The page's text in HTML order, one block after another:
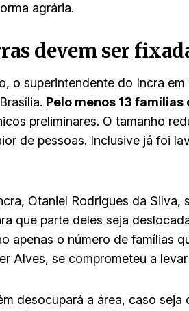
agrária.
devem ser
o superintendente do Incra em
Pelo menos 13
preliminares. O tamanho
de pessoas. Inclusive já foi
Otaniel Rodrigues da Silva,
que parte deles seja
apenas o número de famílias
Alves, se comprometeu a
desocupará a área, caso seja